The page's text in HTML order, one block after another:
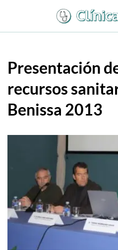
contenido
Presentación
recursos
Benissa 2013